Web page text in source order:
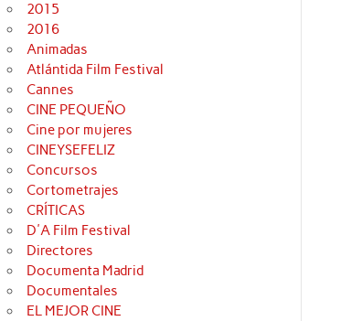
2015
2016
Animadas
Atlántida Film Festival
Cannes
CINE PEQUEÑO
Cine por mujeres
CINEYSEFELIZ
Concursos
Cortometrajes
CRÍTICAS
D'A Film Festival
Directores
Documenta Madrid
Documentales
EL MEJOR CINE